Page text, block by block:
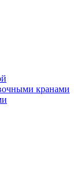
кранами